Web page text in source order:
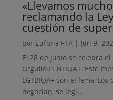
«Llevamos
reclamando la
cuestión de
por Euforia FTA| Jun 9,
El 28 de junio se celebra
Orgullo LGBTIQA+. Este
LGTBIQA+ con el lema
negocian, se legi…